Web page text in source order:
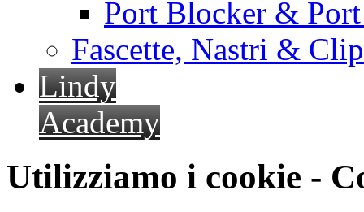
Port Blocker &
Fascette, Nastri &
Lindy
Academy
Utilizziamo i cookie -